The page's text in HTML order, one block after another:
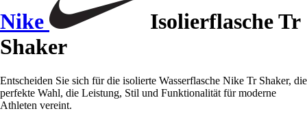
Nike
Isolierflasche Tr
Shaker
Entscheiden Sie sich für die isolierte Wasserflasche Nike Tr Shaker, die
perfekte Wahl, die Leistung, Stil und Funktionalität für moderne
Athleten vereint.